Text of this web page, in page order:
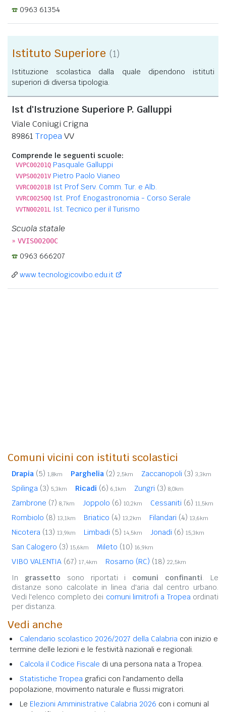
0963 61354
Istituto Superiore (1)
Istituzione scolastica dalla quale dipendono istituti
superiori di diversa tipologia.
Ist d'Istruzione Superiore P. Galluppi
Viale Coniugi Crigna
89861 TropeaVV
Comprende le seguenti scuole:
VVPC00201Q Pasquale Galluppi
VVPS00201V Pietro Paolo Vianeo
VVRC00201B Ist Prof Serv. Comm. Tur. e Alb.
VVRC00250Q Ist. Prof. Enogastronomia - Corso Serale
VVTN00201L Ist. Tecnico per il Turismo
Scuola statale
» VVIS00200C
0963 666207
www.tecnologicovibo.edu.it
Comuni vicini con istituti scolastici
Drapia (5) 1,8km Parghelia (2) 2,5km Zaccanopoli (3) 3,3km
Spilinga (3) 5,3km Ricadi (6) 6,1km Zungri (3) 8,0km
Zambrone (7) 8,7km Joppolo (6) 10,2km Cessaniti (6) 11,5km
Rombiolo (8) 13,1km Briatico (4) 13,2km Filandari (4) 13,6km
Nicotera (13) 13,9km Limbadi (5) 14,5km Jonadi (6) 15,3km
San Calogero (3) 15,6km Mileto (10) 16,9km
VIBO VALENTIA (67) 17,4km Rosarno (RC) (18) 22,5km
In grassetto sono riportati i comuni confinanti. Le
distanze sono calcolate in linea d'aria dal centro urbano.
Vedi l'elenco completo dei comuni limitrofi a Tropeaordinati
per distanza.
Vedi anche
Calendario scolastico 2026/2027 della Calabria con inizio e
termine delle lezioni e le festività nazionali e regionali.
Calcola il Codice Fiscale di una persona nata a Tropea.
Statistiche Tropea grafici con l'andamento della
popolazione, movimento naturale e flussi migratori.
Le Elezioni Amministrative Calabria 2026 con i comuni al